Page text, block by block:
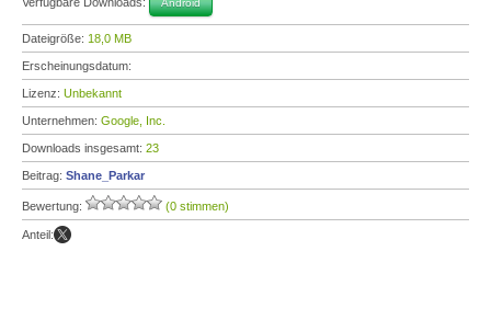
Android
Dateigröße: 18,0 MB
Erscheinungsdatum:
Lizenz: Unbekannt
Unternehmen: Google, Inc.
Downloads insgesamt: 23
Beitrag: Shane_Parkar
Bewertung: (0 stimmen)
Anteil: